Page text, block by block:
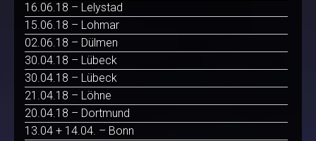
16.06.18 – Lelystad
15.06.18 – Lohmar
02.06.18 – Dülmen
30.04.18 – Lübeck
30.04.18 – Lübeck
21.04.18 – Löhne
20.04.18 – Dortmund
13.04 + 14.04. – Bonn